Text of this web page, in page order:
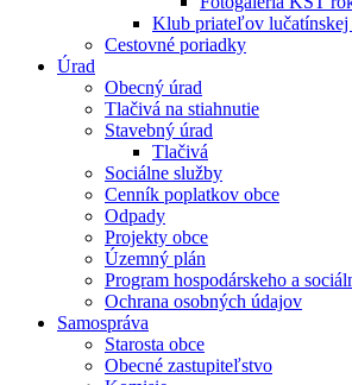
Klub priateľov
Cestovné poriadky
Úrad
Obecný úrad
Tlačivá na stiahnutie
Stavebný úrad
Tlačivá
Sociálne služby
Cenník poplatkov obce
Odpady
Projekty obce
Územný plán
Program hospodárskeho a
Ochrana osobných údajov
Samospráva
Starosta obce
Obecné zastupiteľstvo